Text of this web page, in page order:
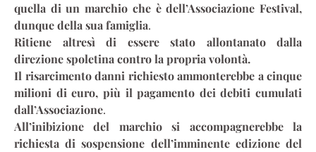
quella di un marchio che è dell’Associazione Festival,
dunque della sua famiglia.
Ritiene altresì di essere stato allontanato dalla
direzione spoletina contro la propria volontà.
Il risarcimento danni richiesto ammonterebbe a cinque
milioni di euro, più il pagamento dei debiti cumulati
dall’Associazione.
All’inibizione del marchio si accompagnerebbe la
richiesta di sospensione dell’imminente edizione del